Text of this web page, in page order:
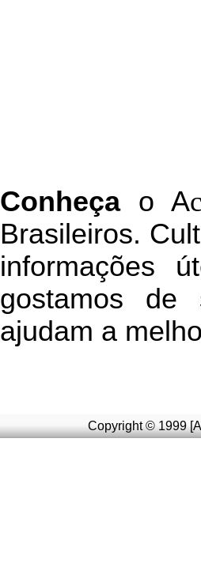
Conheçao A
Brasileiros.
informações
gostamos de
ajudam a
Copyright © 1999